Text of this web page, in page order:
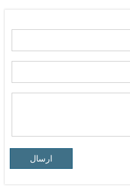
ارسال